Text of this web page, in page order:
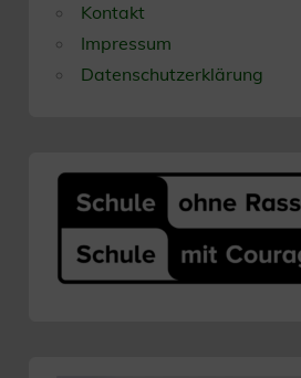
Kontakt
Impressum
Datenschutzerklärung